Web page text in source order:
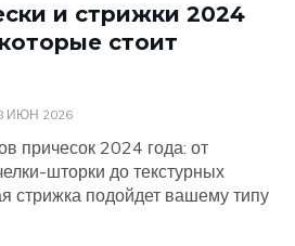
и стрижки 2024
стоит
ИЮН 2026
причесок 2024 года: от
шторки до текстурных
стрижка подойдет вашему типу